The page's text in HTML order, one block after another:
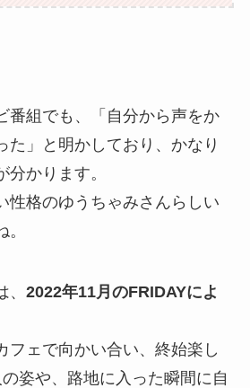
番組でも、「自分から声をか
た」と明かしており、かなり
かります。
性格のゆうちゃみさんらしい
2022年11月のFRIDAYによ
フェで向かい合い、終始楽し
姿や、路地に入った瞬間に自